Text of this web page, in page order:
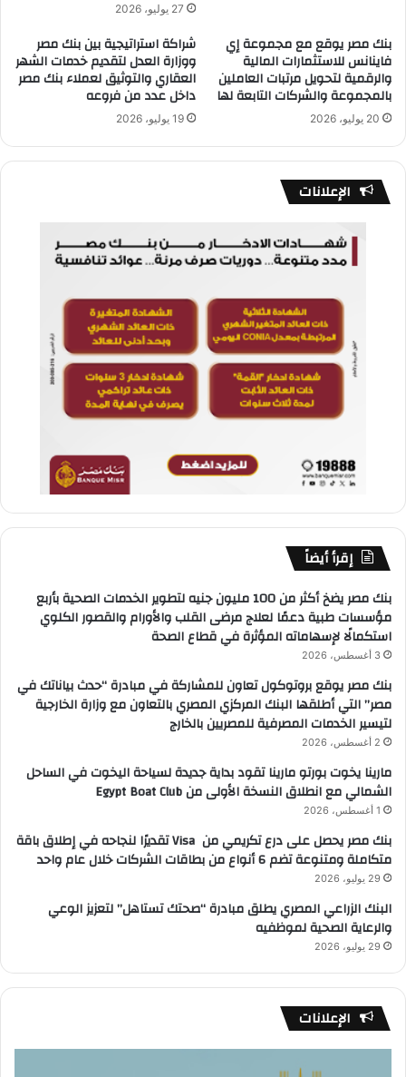
27 يوليو، 2026
بنك مصر يوقع مع مجموعة إي
فاينانس للاستثمارات المالية
والرقمية لتحويل مرتبات العاملين
بالمجموعة والشركات التابعة لها
20 يوليو، 2026
شراكة استراتيجية بين بنك مصر
ووزارة العدل لتقديم خدمات الشهر
العقاري والتوثيق لعملاء بنك مصر
داخل عدد من فروعه
19 يوليو، 2026
الإعلانات
إقرأ أيضاً
بنك مصر يضخ أكثر من 100 مليون جنيه لتطوير الخدمات الصحية بأربع
مؤسسات طبية دعمًا لعلاج مرضى القلب والأورام والقصور الكلوي
استكمالًا لإسهاماته المؤثرة في قطاع الصحة
3 أغسطس، 2026
بنك مصر يوقع بروتوكول تعاون للمشاركة في مبادرة “حدث بياناتك في
مصر” التي أطلقها البنك المركزي المصري بالتعاون مع وزارة الخارجية
لتيسير الخدمات المصرفية للمصريين بالخارج
2 أغسطس، 2026
مارينا يخوت بورتو مارينا تقود بداية جديدة لسياحة اليخوت في الساحل
الشمالي مع انطلاق النسخة الأولى من Egypt Boat Club
1 أغسطس، 2026
بنك مصر يحصل على درع تكريمي من Visa تقديرًا لنجاحه في إطلاق باقة
متكاملة ومتنوعة تضم 6 أنواع من بطاقات الشركات خلال عام واحد
29 يوليو، 2026
البنك الزراعي المصري يطلق مبادرة “صحتك تستاهل” لتعزيز الوعي
والرعاية الصحية لموظفيه
29 يوليو، 2026
الإعلانات